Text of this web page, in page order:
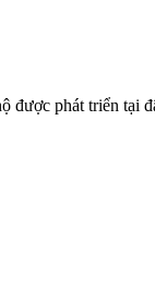
được phát triển tại